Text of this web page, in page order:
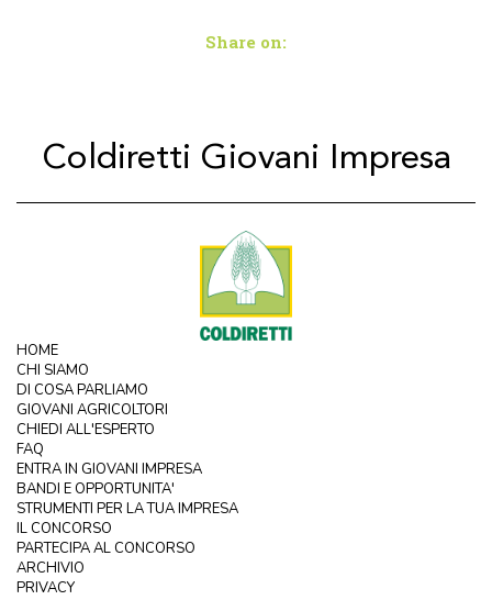
Share on:
Coldiretti Giovani Impresa
HOME
CHI SIAMO
DI COSA PARLIAMO
GIOVANI AGRICOLTORI
CHIEDI ALL'ESPERTO
FAQ
ENTRA IN GIOVANI IMPRESA
BANDI E OPPORTUNITA'
STRUMENTI PER LA TUA IMPRESA
IL CONCORSO
PARTECIPA AL CONCORSO
ARCHIVIO
PRIVACY